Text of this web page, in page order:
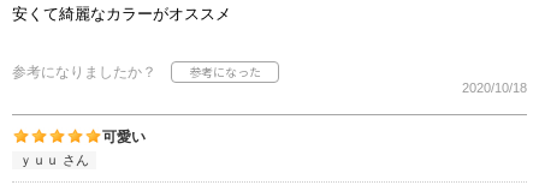
安くて綺麗なカラーがオススメ
参考になりましたか？
2020/10/18
可愛い
ｙｕｕ さん